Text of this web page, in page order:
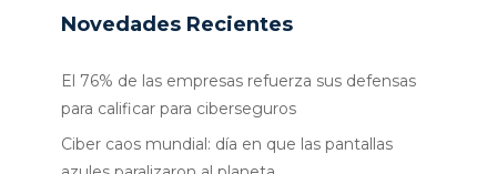
Novedades Recientes
El 76% de las empresas refuerza sus defensas
para calificar para ciberseguros
Ciber caos mundial: día en que las pantallas